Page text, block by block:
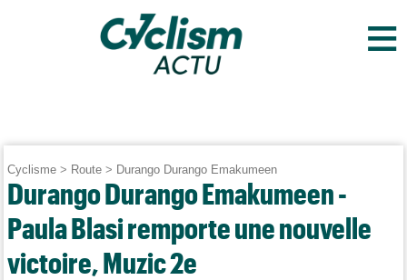
≡
Cyclisme > Route > Durango Durango Emakumeen
Durango Durango Emakumeen -
Paula Blasi remporte une nouvelle
victoire, Muzic 2e